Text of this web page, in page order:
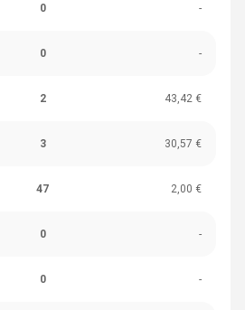
0 -
0 -
2 43,42 €
3 30,57 €
47 2,00 €
0 -
0 -